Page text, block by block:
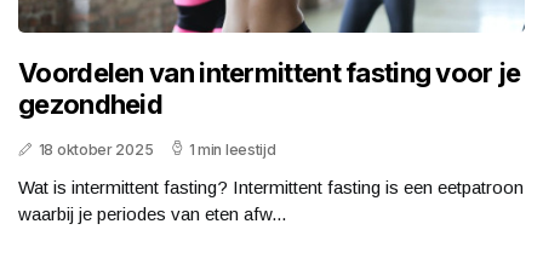
Voordelen van intermittent fasting voor je
gezondheid
18 oktober 2025 1 min leestijd
Wat is intermittent fasting? Intermittent fasting is een eetpatroon
waarbij je periodes van eten afw...